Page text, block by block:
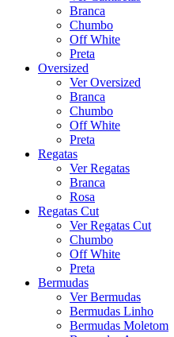
Branca
Chumbo
Off White
Preta
Oversized
Ver Oversized
Branca
Chumbo
Off White
Preta
Regatas
Ver Regatas
Branca
Rosa
Regatas Cut
Ver Regatas Cut
Chumbo
Off White
Preta
Bermudas
Ver Bermudas
Bermudas Linho
Bermudas Moletom